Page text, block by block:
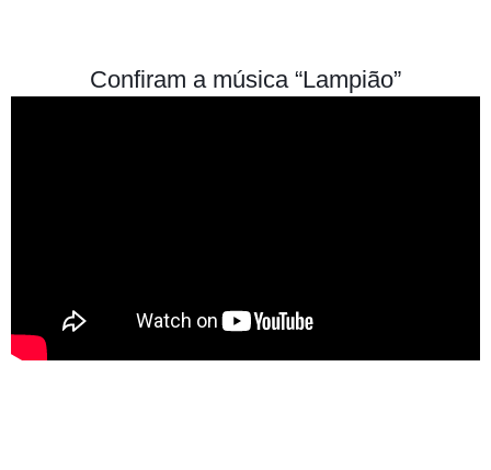
Confiram a música “Lampião”